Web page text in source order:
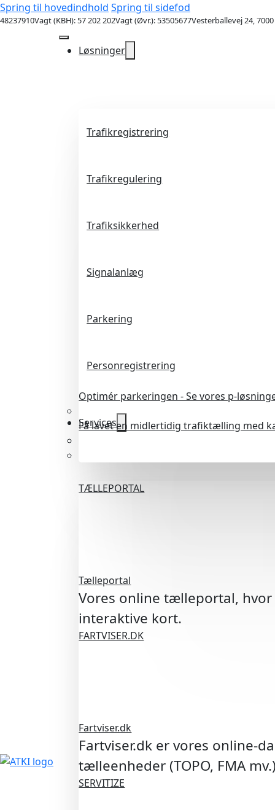
Spring til hovedindhold Spring til sidefod
48237910Vagt (KBH): 57 202 202Vagt (Øvr.): 53505677Vesterballevej 24,
Løsninger
Trafikregistrering
Trafikregulering
Trafiksikkerhed
Signalanlæg
Parkering
Personregistrering
Optimér parkeringen - Se vores p-
Få lavet en midlertidig trafiktælling med
Services
TÆLLEPORTAL
Tælleportal
Vores online tælleportal,
interaktive kort.
FARTVISER.DK
Fartviser.dk
Fartviser.dk er vores online-
tælleenheder (TOPO, FMA mv.)
SERVITIZE